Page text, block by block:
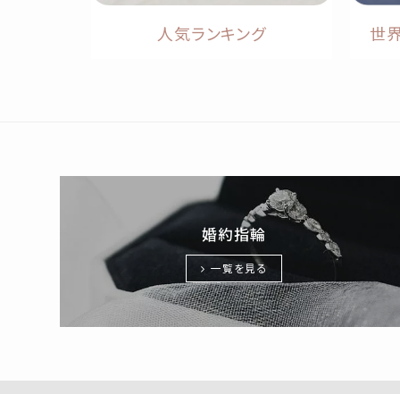
人気ランキング 世
婚約指輪
一覧を見る